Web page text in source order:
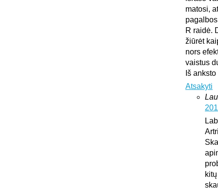
matosi,
R raidė.
žiūrėt
nors
vaistus
Iš
Atsakyti